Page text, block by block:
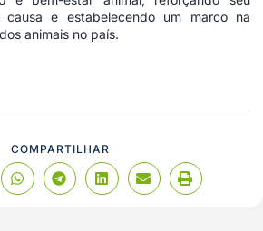
causa e estabelecendo um marco na
animais no país.
COMPARTILHAR